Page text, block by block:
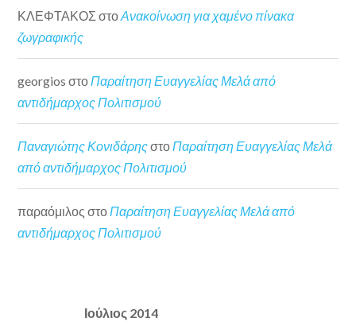
ΚΛΕΦΤΑΚΟΣ στοΑνακοίνωση για χαμένο πίνακα
ζωγραφικής
georgios στο Παραίτηση Ευαγγελίας Μελά από
αντιδήμαρχος Πολιτισμού
Παναγιώτης ΚονιδάρηςστοΠαραίτηση Ευαγγελίας Μελά
από αντιδήμαρχος Πολιτισμού
παραόμιλος στοΠαραίτηση Ευαγγελίας Μελά από
αντιδήμαρχος Πολιτισμού
Ιούλιος 2014